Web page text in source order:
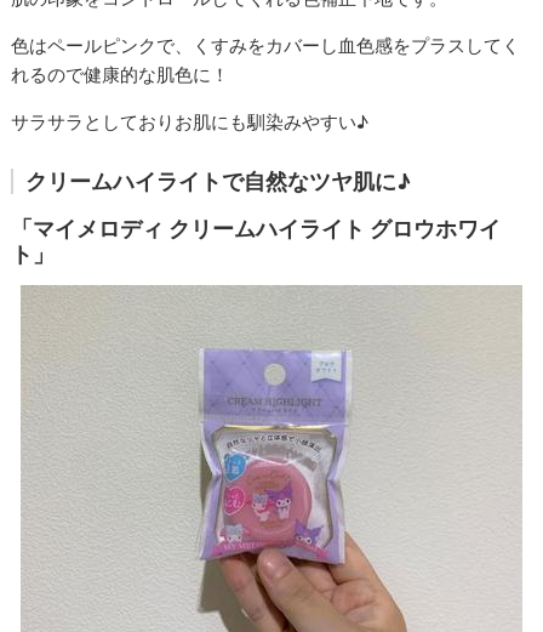
色はペールピンクで、くすみをカバーし血色感をプラスしてく
れるので健康的な肌色に！
サラサラとしておりお肌にも馴染みやすい♪
クリームハイライトで自然なツヤ肌に♪
「マイメロディ クリームハイライト グロウホワイ
ト」